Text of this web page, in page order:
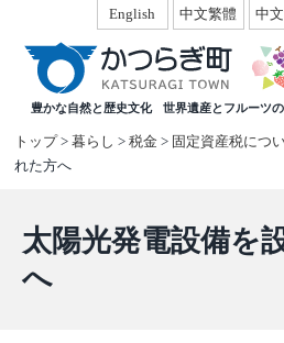
豊かな自然と歴史文化 世界遺産とフルーツ
English 中文繁體 中
トップ>暮らし >税金 > 固定資産税につ
れた方へ
太陽光発電設備を
へ